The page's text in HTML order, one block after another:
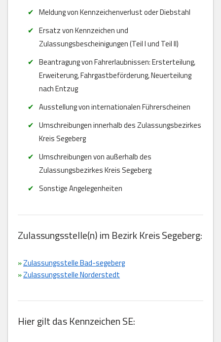
Meldung von Kennzeichenverlust oder Diebstahl
Ersatz von Kennzeichen und
Zulassungsbescheinigungen (Teil I und Teil II)
Beantragung von Fahrerlaubnissen: Ersterteilung,
Erweiterung, Fahrgastbeförderung, Neuerteilung
nach Entzug
Ausstellung von internationalen Führerscheinen
Umschreibungen innerhalb des Zulassungsbezirkes
Kreis Segeberg
Umschreibungen von außerhalb des
Zulassungsbezirkes Kreis Segeberg
Sonstige Angelegenheiten
Zulassungsstelle(n) im Bezirk Kreis Segeberg:
»Zulassungsstelle Bad-segeberg
»Zulassungsstelle Norderstedt
Hier gilt das Kennzeichen SE: